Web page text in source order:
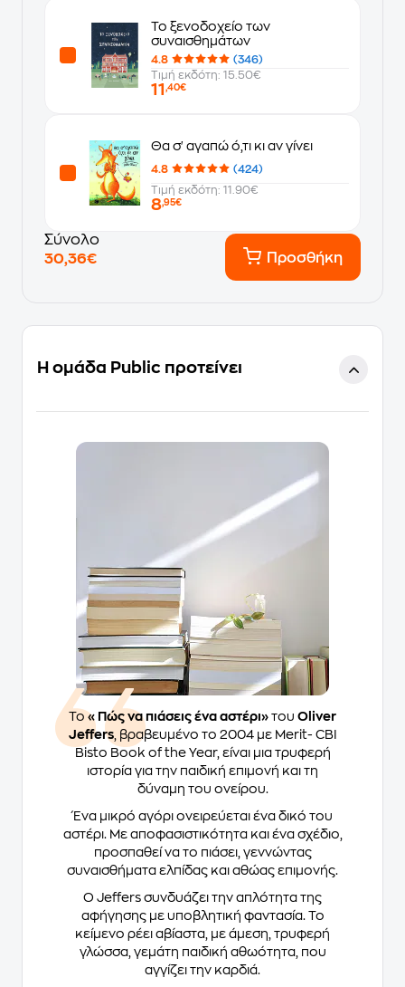
Το ξενοδοχείο των
συναισθημάτων
4.8
(346)
Τιμή εκδότη: 15.50€
11 ,40€
Θα σ' αγαπώ ό,τι κι αν γίνει
4.8
(424)
Τιμή εκδότη: 11.90€
8,95€
Σύνολο
30,36€
Προσθήκη
Η ομάδα Public προτείνει
Το «Πώς να πιάσεις ένα αστέρι» του Oliver
Jeffers, βραβευμένο το 2004 με Merit- CBI
Bisto Book of the Year, είναι μια τρυφερή
ιστορία για την παιδική επιμονή και τη
δύναμη του ονείρου.
Ένα μικρό αγόρι ονειρεύεται ένα δικό του
αστέρι. Με αποφασιστικότητα και ένα σχέδιο,
προσπαθεί να το πιάσει, γεννώντας
συναισθήματα ελπίδας και αθώας επιμονής.
Ο Jeffers συνδυάζει την απλότητα της
αφήγησης με υποβλητική φαντασία. Το
κείμενο ρέει αβίαστα, με άμεση, τρυφερή
γλώσσα, γεμάτη παιδική αθωότητα, που
αγγίζει την καρδιά.